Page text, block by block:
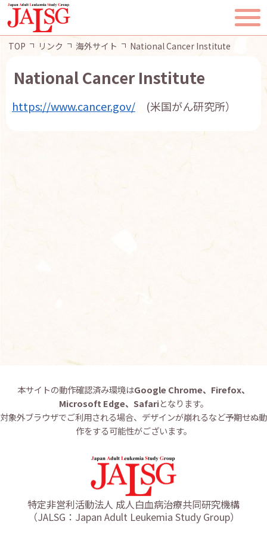
TOP
会員ページ
TOP リンク 海外サイト National Cancer Institute
National Cancer Institute
https://www.cancer.gov/ (米国がん研究所）
本サイトの動作確認済み環境はGoogle Chrome、Firefox、
Microsoft Edge、Safariとなります。
対象外ブラウザでご利用される場合、デザインが崩れるなど予期せぬ動
作をする可能性がございます。
特定非営利活動法人 成人白血病治療共同研究機構
（JALSG：Japan Adult Leukemia Study Group）